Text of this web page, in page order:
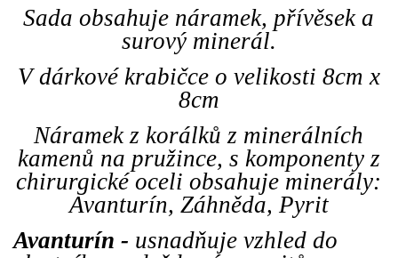
Sada obsahuje náramek, přívěsek a
surový minerál.
V dárkové krabičce o velikosti 8cm x
8cm
Náramek z korálků z minerálních
kamenů na pružince, s komponenty z
chirurgické oceli obsahuje minerály:
Avanturín, Záhněda, Pyrit
Avanturín - usnadňuje vzhled do